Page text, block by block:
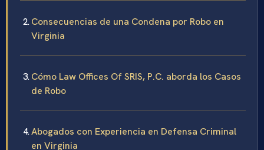
Consecuencias de una Condena por Robo en
Virginia
Cómo Law Offices Of SRIS, P.C. aborda los Casos
de Robo
Abogados con Experiencia en Defensa Criminal
en Virginia